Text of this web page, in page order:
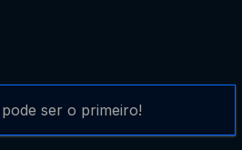
ser o primeiro!